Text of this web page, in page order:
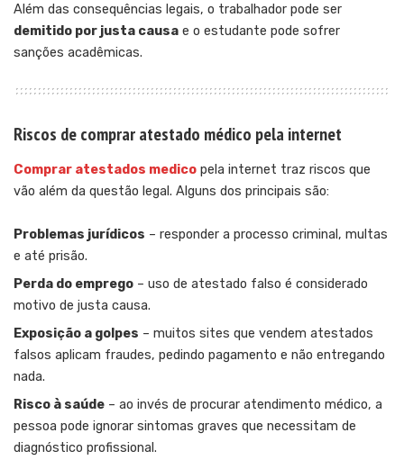
Além das consequências legais, o trabalhador pode ser
demitido por justa causa e o estudante pode sofrer
sanções acadêmicas.
Riscos de comprar atestado médico pela internet
Comprar atestados medico pela internet traz riscos que
vão além da questão legal. Alguns dos principais são:
Problemas jurídicos – responder a processo criminal, multas
e até prisão.
Perda do emprego – uso de atestado falso é considerado
motivo de justa causa.
Exposição a golpes – muitos sites que vendem atestados
falsos aplicam fraudes, pedindo pagamento e não entregando
nada.
Risco à saúde – ao invés de procurar atendimento médico, a
pessoa pode ignorar sintomas graves que necessitam de
diagnóstico profissional.